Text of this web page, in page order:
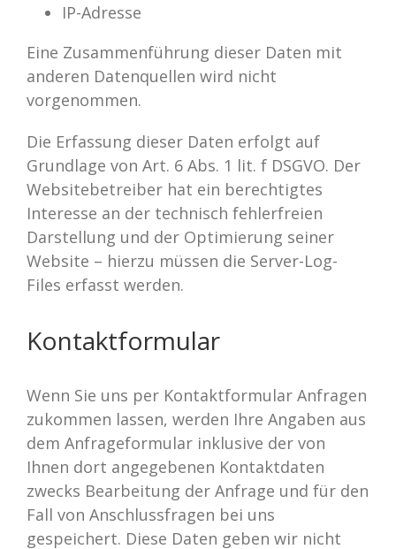
IP-Adresse
Eine Zusammenführung dieser Daten mit
anderen Datenquellen wird nicht
vorgenommen.
Die Erfassung dieser Daten erfolgt auf
Grundlage von Art. 6 Abs. 1 lit. f DSGVO. Der
Websitebetreiber hat ein berechtigtes
Interesse an der technisch fehlerfreien
Darstellung und der Optimierung seiner
Website – hierzu müssen die Server-Log-
Files erfasst werden.
Kontaktformular
Wenn Sie uns per Kontaktformular Anfragen
zukommen lassen, werden Ihre Angaben aus
dem Anfrageformular inklusive der von
Ihnen dort angegebenen Kontaktdaten
zwecks Bearbeitung der Anfrage und für den
Fall von Anschlussfragen bei uns
gespeichert. Diese Daten geben wir nicht